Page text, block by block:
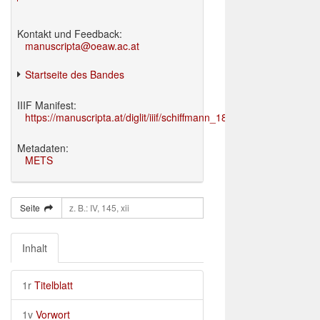
Kontakt und Feedback:
manuscripta@oeaw.ac.at
Startseite des Bandes
IIIF Manifest:
https://manuscripta.at/diglit/iiif/schiffmann_1895/manifest.json
Metadaten:
METS
Seite
Inhalt
1r Titelblatt
1v Vorwort